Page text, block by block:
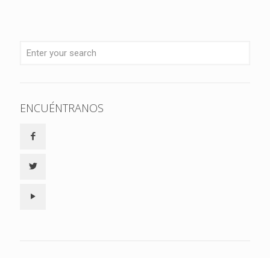
ENCUÉNTRANOS